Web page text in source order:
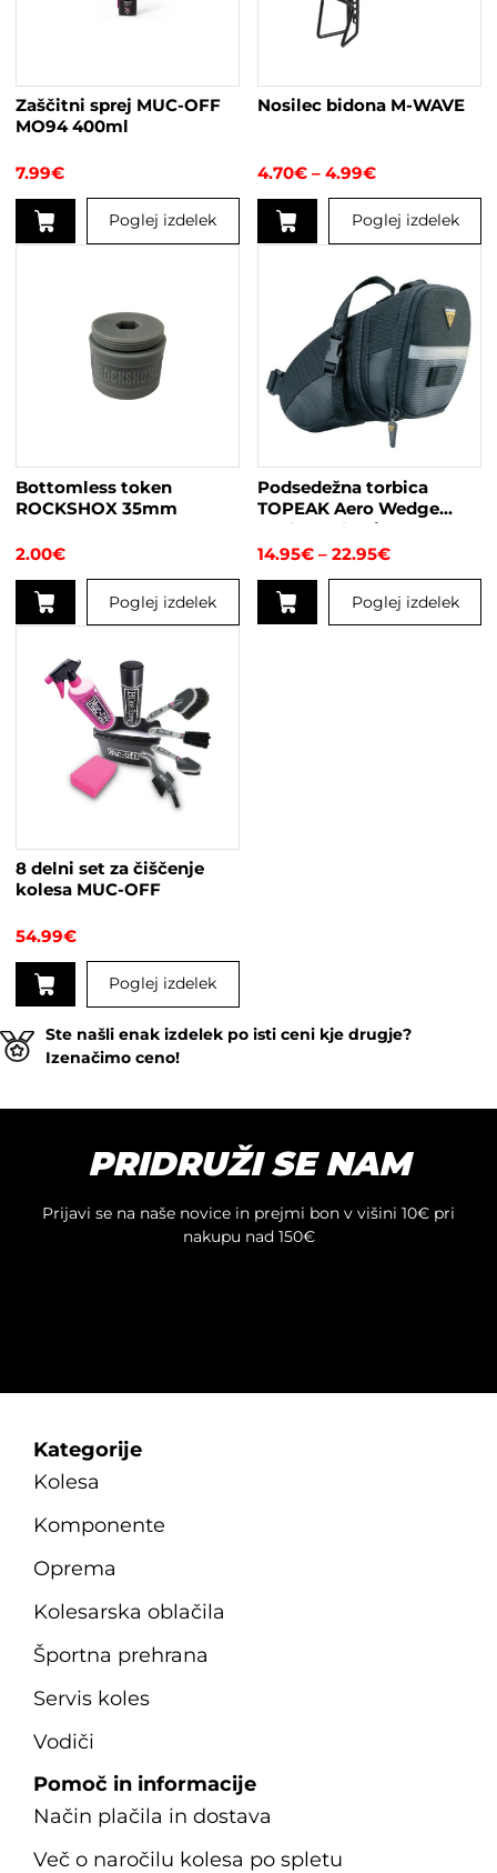
Zaščitni sprej MUC-OFF
MO94 400ml
7.99€
Poglej izdelek
Nosilec bidona M-WAVE
4.70€ – 4.99€Cenovni
od
4.70€
Poglej izdelek
različic.
Možnosti
lahko
izberete
strani
izdelka
Bottomless token
ROCKSHOX 35mm
2.00€
Poglej izdelek
Podsedežna torbica
TOPEAK Aero Wedge
Pack s trakovi
14.95€ – 22.95€Cenovni
od
14.95€
do
Poglej izdelek
8 delni set za čiščenje
kolesa MUC-OFF
54.99€
Poglej izdelek
Ste našli enak izdelek po isti ceni kje drugje?
Izenačimo ceno!
PRIDRUŽI SE NAM
Prijavi se na naše novice in prejmi bon v višini 10€ pri
nakupu nad 150€
Kategorije
Kolesa
Komponente
Oprema
Kolesarska oblačila
Športna prehrana
Servis koles
Vodiči
Pomoč in informacije
Način plačila in dostava
Več o naročilu kolesa po spletu